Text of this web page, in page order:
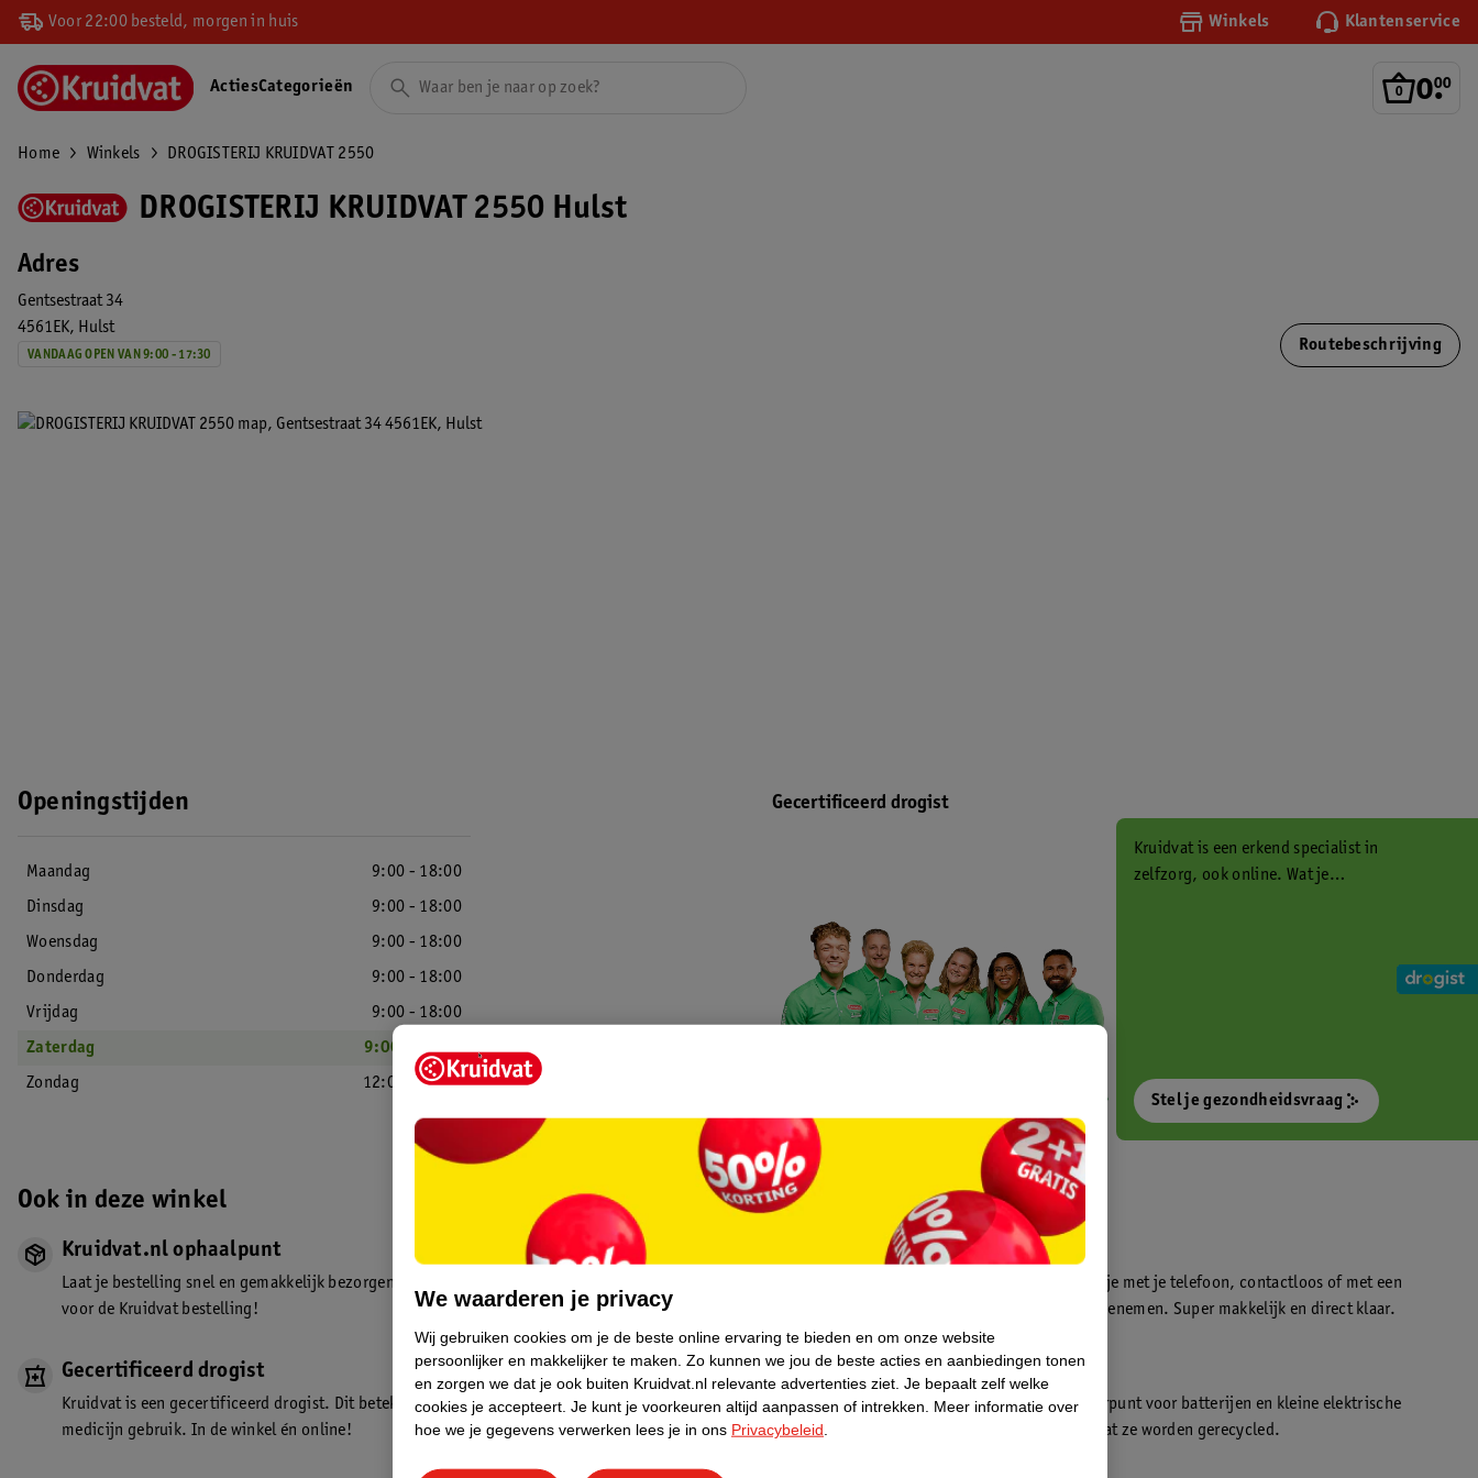
Voor 22:00 besteld, morgen in huis Winkels Klantenservice
0.
00
ActiesCategorieën
Home Winkels DROGISTERIJ KRUIDVAT 2550
DROGISTERIJ KRUIDVAT 2550 Hulst
Adres
Gentsestraat 34
4561EK
Hulst
VANDAAG OPEN VAN 9:00 - 17:30
Routebeschrijving
Openingstijden
Maandag
9:00 - 18:00
Dinsdag
9:00 - 18:00
Woensdag
9:00 - 18:00
Donderdag
9:00 - 18:00
Vrijdag
9:00 - 18:00
Zaterdag
9:00 - 17:30
Zondag
12:00 - 17:30
Gecertificeerd drogist
Kruidvat is een erkend specialist in
zelfzorg, ook online. Wat je
Stel je gezondheidsvraag
Ook in deze winkel
Kruidvat.nl ophaalpunt
Laat je bestelling snel en gemakkelijk bezorgen in de winkel. Zo hoef je niet thuis te blijven
voor de Kruidvat bestelling!
Gecertificeerd drogist
Kruidvat is een gecertificeerd drogist. Dit betekent dat je deskundig advies krijgt over
medicijn gebruik. In de winkel én online!
Kruidvat fotokiosk
In de winkel vind je een fotokiosk waarmee je met je telefoon, contactloos of met een
geheugenkaartje, jouw foto’s direct kan meenemen. Super makkelijk en direct klaar.
WeCycle inleverpunt
In deze Kruidvat vind je een WeCycle inleverpunt voor batterijen en kleine elektrische
apparaten. Deze kan je gratis inleveren zodat ze worden gerecycled.
We waarderen je privacy
Wij gebruiken cookies om je de beste online ervaring te bieden en om onze website
persoonlijker en makkelijker te maken. Zo kunnen we jou de beste acties en aanbiedingen tonen
en zorgen we dat je ook buiten Kruidvat.nl relevante advertenties ziet. Je bepaalt zelf welke
cookies je accepteert. Je kunt je voorkeuren altijd aanpassen of intrekken.
Meer informatie over
hoe we je gegevens verwerken lees je in ons Privacybeleid